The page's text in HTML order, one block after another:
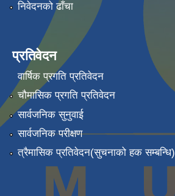
निवेदनको ढाँचा
प्रतिवेदन
वार्षिक प्रगति प्रतिवेदन
चौमासिक प्रगति प्रतिवेदन
सार्वजनिक सुनुवाई
सार्वजनिक परीक्षण
त्रैमासिक प्रतिवेदन(सुचनाको हक सम्बन्धि)